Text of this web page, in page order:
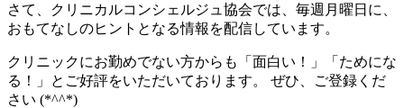
さて、クリニカルコンシェルジュ協会では、毎週月曜日に、
おもてなしのヒントとなる情報を配信しています。
クリニックにお勤めでない方からも「面白い！」「ためにな
る！」とご好評をいただいております。 ぜひ、ご登録くだ
さい (*^^*)